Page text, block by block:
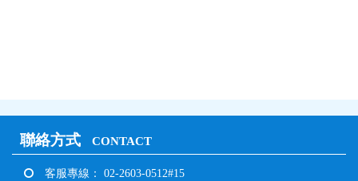
聯絡方式 CONTACT
客服專線： 02-2603-0512#15